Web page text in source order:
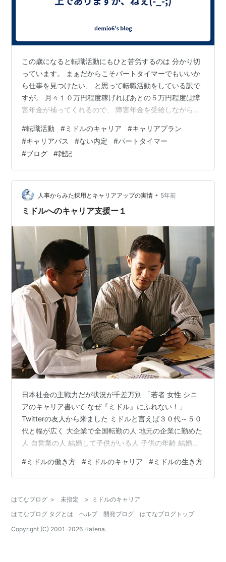
この歳になると転職活動にもひと苦労するのは 分かり切
っています。 まぁだからこそパートタイマーでもいいか
ら仕事を見つけたい、 と思って転職活動をしている訳で
すが。 月々１０万円程度稼げればあとの５万円程度は障
害年金が補ってくれるので、 障害年金を受給しながら生
と私は思っていたりします。
#転職活動 #ミドルのキャリア #キャリアプラン
#キャリアパス #ない内定 #パートタイマー
#ブログ #雑記
人事からみた採用とキャリアアップの実情 • 5年前
ミドルへのキャリア支援ー１
日本社会の主戦力だが状況が千差万別 「若者 女性 シニ
アのキャリア書いて なぜ『ミドル』にふれない！」
Twitterの友人から来ました ミドルと言えば３０代～５０
代と幅が広く 大企業で全国転勤の人 地元の企業に勤めた
人 自営業の人 結婚して子供がいる人 子供の年齢 結婚し
ある人 親の介護もなさってる人 新卒入社以来ずっと同じ
会社に勤めている人 何度も転職を繰り返している人 など
が難しいです 若者はすぐ辞めてキャリアが築けなくなる
者が多くそれへのアドバイス 女性は長く続いた男尊女卑
も終わ…
#ミドルの働き方 #ミドルのキャリア #ミドルの生き方
はてなブログ > 未指定 >
ミドルのキャリア
はてなブログ タグとは
ヘルプ 開発ブログ
はてなブログトップ
Copyright (C) 2001-2026 Hatena.